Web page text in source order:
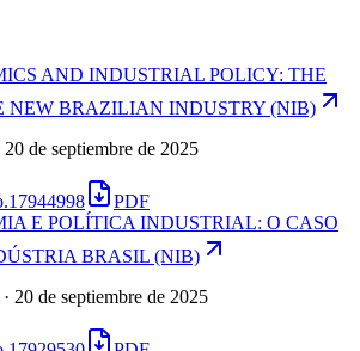
AND INDUSTRIAL POLICY: THE
NEW BRAZILIAN INDUSTRY (NIB)
de septiembre de 2025
PDF
E POLÍTICA INDUSTRIAL: O CASO
BRASIL (NIB)
20 de septiembre de 2025